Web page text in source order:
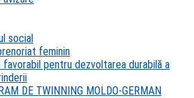
social
feminin
favorabil pentru dezvoltarea durabilă a
DE TWINNING MOLDO-GERMAN